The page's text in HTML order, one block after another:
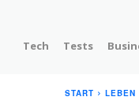
Tech Tests
START LEBEN